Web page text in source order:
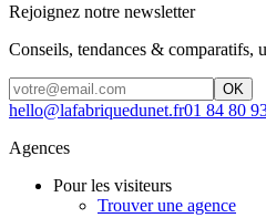
Rejoignez notre newsletter
Conseils, tendances & comparatifs,
OK
hello@lafabriquedunet.fr01 84 80
Agences
Pour les visiteurs
Trouver une agence